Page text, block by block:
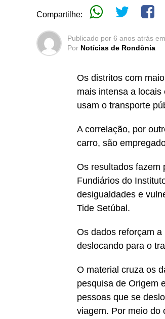
Compartilhe:
Publicado por 6 anos atrás em
Por Notícias de Rondônia
Os distritos com
mais intensa a
usam o transporte
A correlação, por
carro, são
Os resultados fazem
Fundiários do
desigualdades e
Tide Setúbal.
Os dados reforçam
deslocando para o
O material cruza os
pesquisa de Origem
pessoas que se
viagem. Por meio do